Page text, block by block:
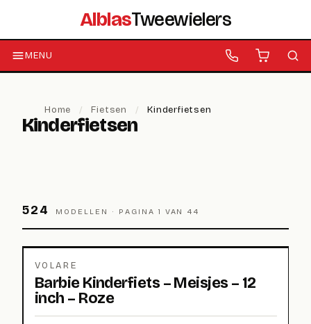
AlblasTweewielers
MENU
Home / Fietsen / Kinderfietsen
Kinderfietsen
524 MODELLEN · PAGINA 1 VAN 44
VOLARE
Barbie Kinderfiets – Meisjes – 12
inch – Roze